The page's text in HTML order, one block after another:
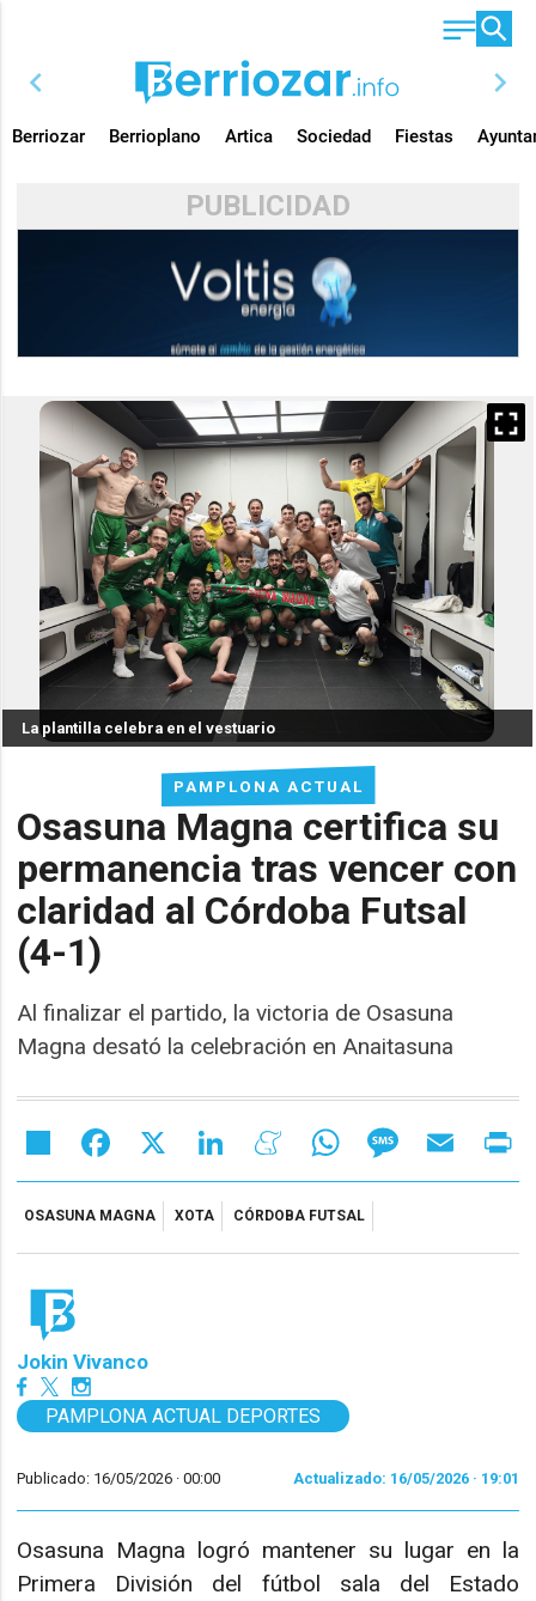
chevron_left chevron_right
Berriozar Berrioplano Artica Sociedad Fiestas
PUBLICIDAD
PAMPLONA ACTUAL
Osasuna Magna certifica su
permanencia tras vencer con
claridad al Córdoba Futsal
(4-1)
Al finalizar el partido, la victoria de Osasuna
Magna desató la celebración en Anaitasuna
La plantilla celebra en el vestuario
Share Facebook LinkedIn MeneameWhatsAppMessageEmail
OSASUNA MAGNA XOTA CÓRDOBA FUTSAL
Jokin Vivanco
PAMPLONA ACTUAL DEPORTES
Publicado: 16/05/2026 ·00:00 Actualizado: 16/05/2026 · 19:01
Osasuna Magna logró mantener su lugar en la
Primera División del fútbol sala del Estado